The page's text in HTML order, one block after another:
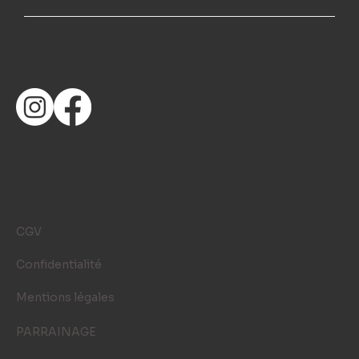
CGV
Confidentialité
Mentions légales
PARRAINAGE